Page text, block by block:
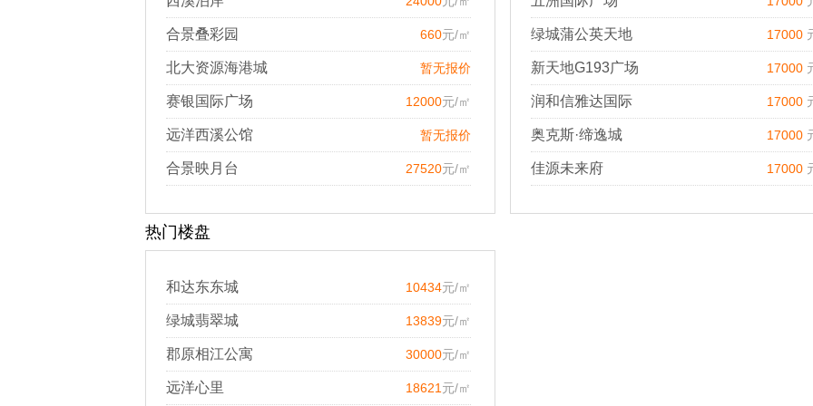
合景叠彩园 660元/㎡
北大资源海港城 暂无报价
赛银国际广场 12000元/㎡
远洋西溪公馆 暂无报价
合景映月台 27520元/㎡
绿城蒲公英天地 17000
新天地G193广场 17000
润和信雅达国际 17000
奥克斯·缔逸城 17000
佳源未来府 17000
热门楼盘
和达东东城 10434元/㎡
绿城翡翠城 13839元/㎡
郡原相江公寓 30000元/㎡
远洋心里 18621 元/㎡